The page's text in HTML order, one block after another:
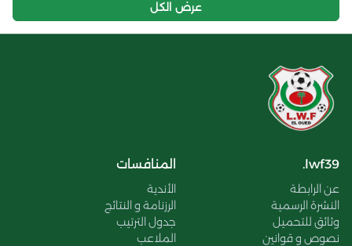
عرض الكل
lwf39.
عن الرابطة
النشرة الرسمية
وثائق للتحميل
نصوص و قوانين
المنافسات
الأندية
الرزنامة و النتائج
جدول الترتيب
الملاعب